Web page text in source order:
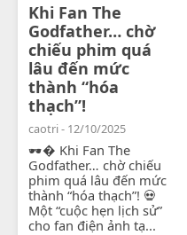
Khi Fan The
Godfather… chờ
chiếu phim quá
lâu đến mức
thành “hóa
thạch”!
caotri - 12/10/2025
🕶� Khi Fan The
Godfather… chờ chiếu
phim quá lâu đến mức
thành “hóa thạch”! 💀
Một “cuộc hẹn lịch sử”
cho fan điện ảnh tạ...